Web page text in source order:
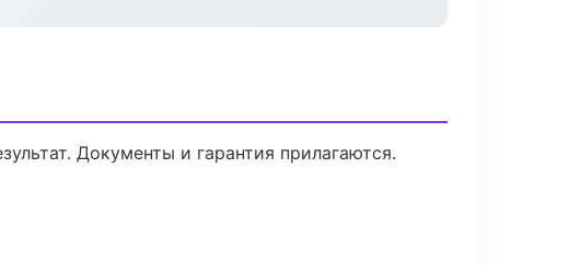
Документы и гарантия прилагаются.